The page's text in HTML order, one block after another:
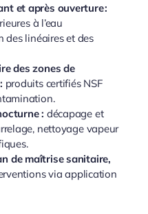
et après ouverture :
à l’eau
des linéaires et des
des zones de
produits certifiés NSF
: décapage et
nettoyage vapeur
de maîtrise sanitaire,
via application